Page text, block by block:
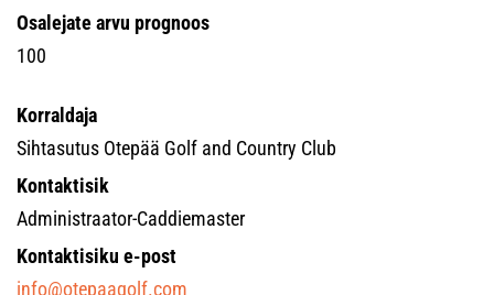
Osalejate arvu prognoos
100
Korraldaja
Sihtasutus Otepää Golf and Country Club
Kontaktisik
Administraator-Caddiemaster
Kontaktisiku e-post
info@otepaagolf.com